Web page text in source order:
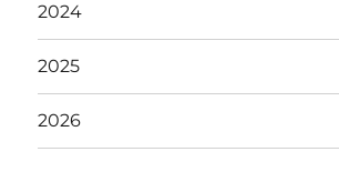
2024
2025
2026